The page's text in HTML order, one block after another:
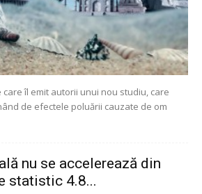
îl emit autorii unui nou studiu, care
de efectele poluării cauzate de om
nu se accelerează din
statistic 4.8...